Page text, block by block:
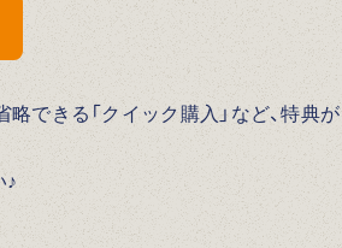
できる「クイック購入」など、特典が
♪